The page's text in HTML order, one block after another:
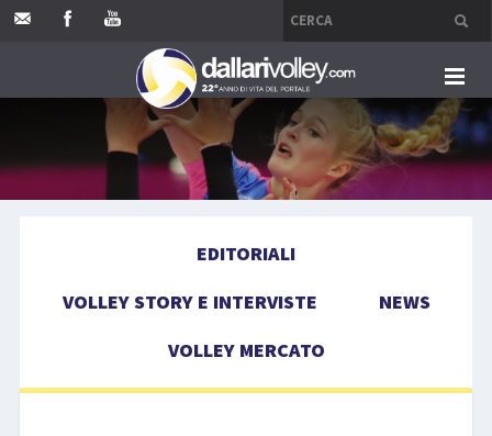
HOME
EDITORIALI
VOLLEY STORY E INTERVISTE
NEWS
VOLLEY MERCATO